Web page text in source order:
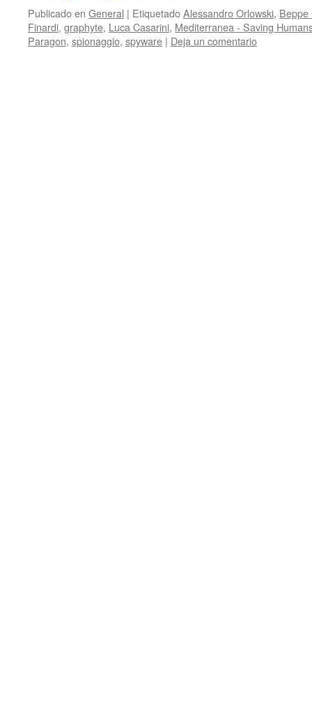
Publicado en General | EtiquetadoAlessandro Orlowski, Beppe
Finardi, graphyte, Luca Casarini, Mediterranea - Saving
Paragon, spionaggio, spyware | Deja un comentario